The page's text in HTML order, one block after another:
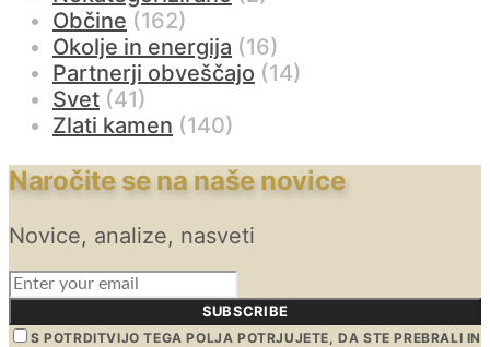
Občine (162)
Okolje in energija (16)
Partnerji obveščajo (14)
Svet (41)
Zlati kamen (140)
Naročite se na naše novice
Novice, analize, nasveti
SUBSCRIBE
S POTRDITVIJO TEGA POLJA POTRJUJETE, DA STE PREBRALI IN